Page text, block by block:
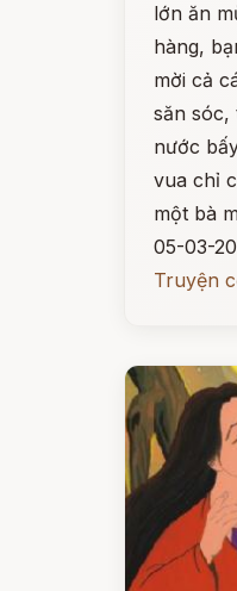
lớn ăn
hàng,
mời cả
săn sóc,
nước
vua chỉ
một bà
05-03-
Truyện